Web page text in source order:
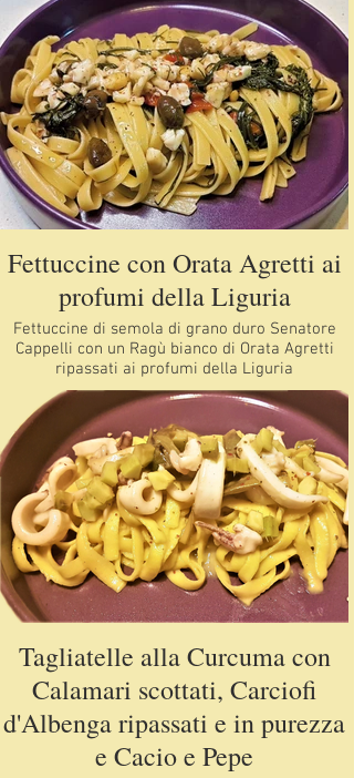
Fettuccine con Orata Agretti ai
profumi della Liguria
Fettuccine di semola di grano duro Senatore
Cappelli con un Ragù bianco di Orata Agretti
ripassati ai profumi della Liguria
Tagliatelle alla Curcuma con
Calamari scottati, Carciofi
d'Albenga ripassati e in purezza
e Cacio e Pepe